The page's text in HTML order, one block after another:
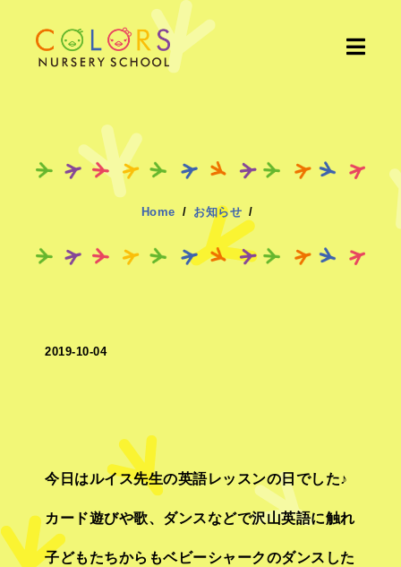
Home お知らせ
2019-10-04
今日はルイス先生の英語レッスンの日でした♪
カード遊びや歌、ダンスなどで沢山英語に触れ
子どもたちからもベビーシャークのダンスした